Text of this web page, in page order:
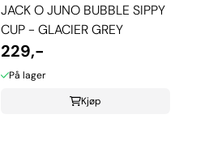
JACK O JUNO BUBBLE SIPPY
CUP - GLACIER GREY
229,-
På lager
Kjøp